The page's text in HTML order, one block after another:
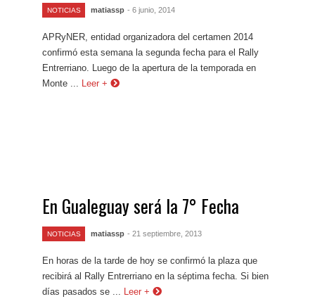
NOTICIAS matiassp - 6 junio, 2014
APRyNER, entidad organizadora del certamen 2014
confirmó esta semana la segunda fecha para el Rally
Entrerriano. Luego de la apertura de la temporada en
Monte ...
Leer +
En Gualeguay será la 7° Fecha
NOTICIAS matiassp - 21 septiembre, 2013
En horas de la tarde de hoy se confirmó la plaza que
recibirá al Rally Entrerriano en la séptima fecha. Si bien
días pasados se ...
Leer +